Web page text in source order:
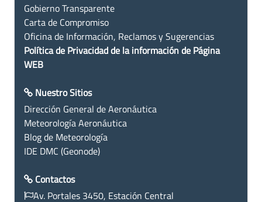
Gobierno Transparente
Carta de Compromiso
Oficina de Información, Reclamos y Sugerencias
Política de Privacidad de la información de Página
WEB
Nuestro Sitios
Dirección General de Aeronáutica
Meteorología Aeronáutica
Blog de Meteorología
IDE DMC (Geonode)
Contactos
Av. Portales 3450, Estación Central